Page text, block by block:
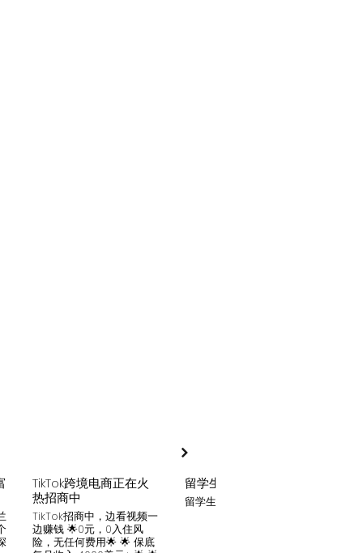
TikTok跨境电商正在火
热招商中
TikTok招商中，边看视频一
边赚钱 🌟0元，0入住风
险，无任何费用🌟 🌟 保底
留学生贷款
留学生贷款专业平台